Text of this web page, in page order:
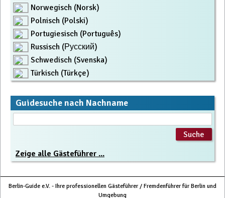
Norwegisch (Norsk)
Polnisch (Polski)
Portugiesisch (Português)
Russisch (Русский)
Schwedisch (Svenska)
Türkisch (Türkçe)
Guidesuche nach Nachname
Zeige alle Gästeführer ...
Berlin-Guide e.V. - Ihre professionellen Gästeführer / Fremdenführer für Berlin und
Umgebung